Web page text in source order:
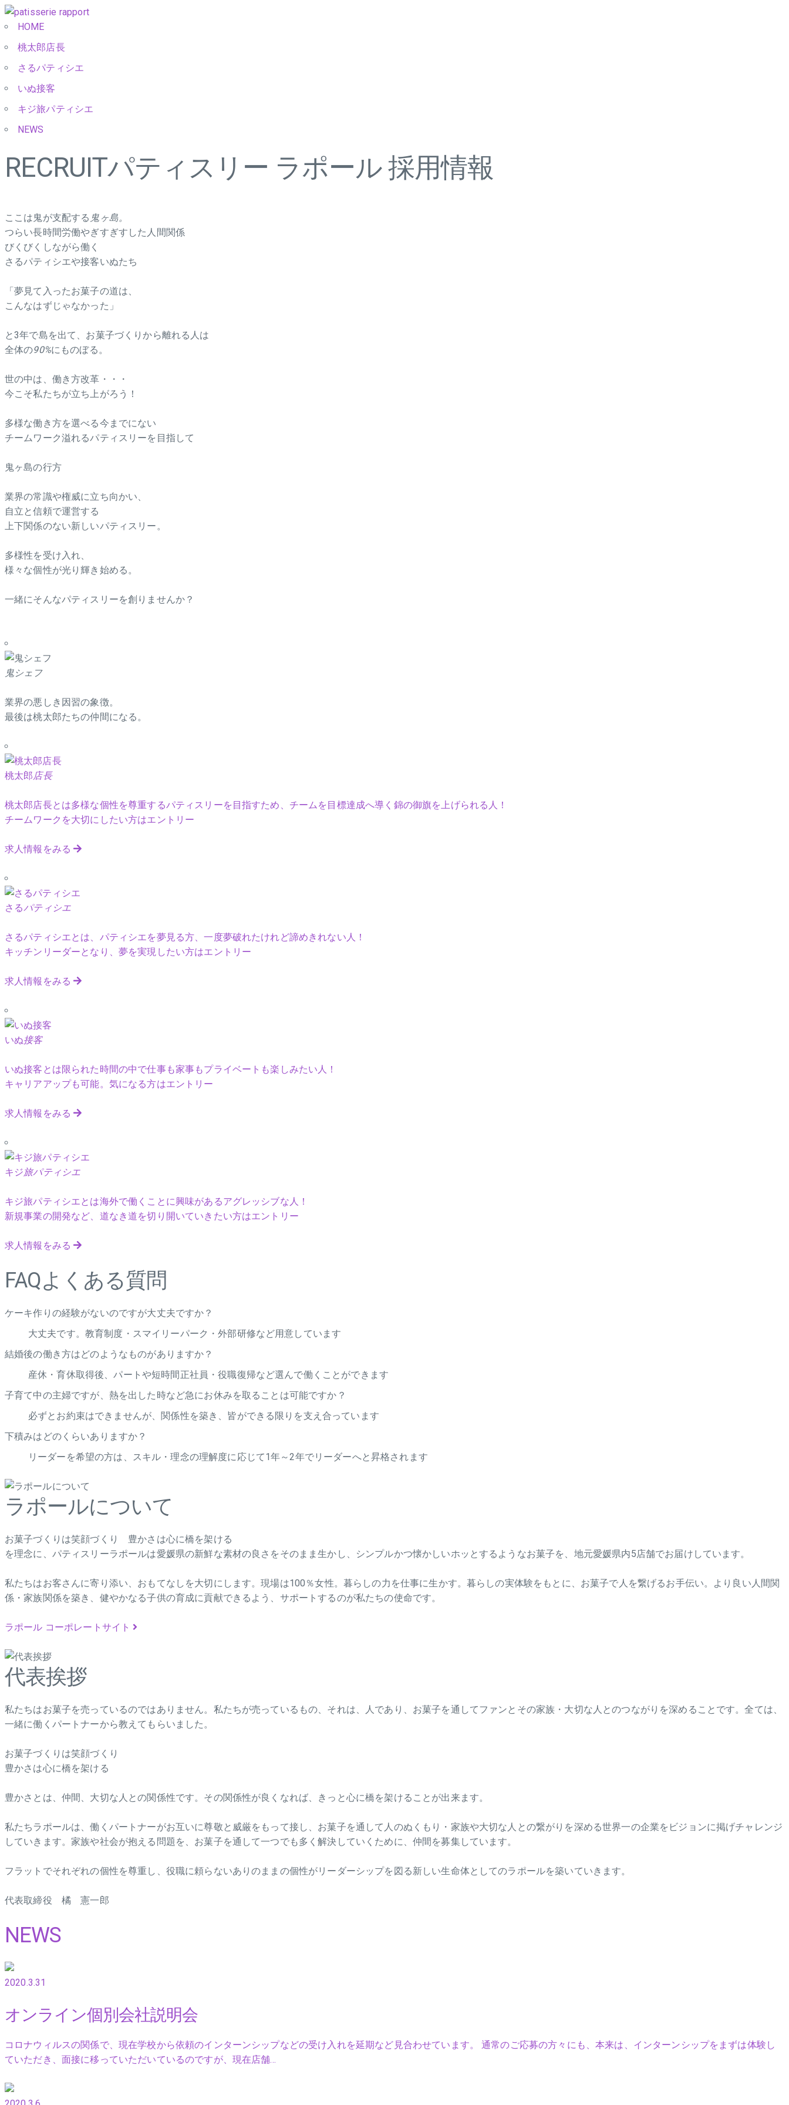
HOME
桃太郎店長
さるパティシエ
いぬ接客
キジ旅パティシエ
NEWS
RECRUITパティスリー ラポール 採用情報
ここは鬼が支配する 鬼ヶ島。
つらい長時間労働やぎすぎすした人間関係
びくびくしながら働く
さるパティシエや接客いぬたち
「夢見て入ったお菓子の道は、
こんなはずじゃなかった」
と3年で島を出て、お菓子づくりから離れる人は
全体の90%にものぼる。
世の中は、働き方改革・・・
今こそ私たちが立ち上がろう！
多様な働き方を選べる今までにない
チームワーク溢れるパティスリーを目指して
鬼ヶ島の行方
業界の常識や権威に立ち向かい、
自立と信頼で運営する
上下関係のない新しいパティスリー。
多様性を受け入れ、
様々な個性が光り輝き始める。
一緒にそんなパティスリーを創りませんか？
鬼シェフ
業界の悪しき因習の象徴。
最後は桃太郎たちの仲間になる。
桃太郎店長
桃太郎店長とは多様な個性を尊重するパティスリーを目指すため、チームを目標達成へ導く錦の御旗を上げられる人！
チームワークを大切にしたい方はエントリー
求人情報をみる
さるパティシエ
さるパティシエとは、パティシエを夢見る方、一度夢破れたけれど諦めきれない人！
キッチンリーダーとなり、夢を実現したい方はエントリー
求人情報をみる
いぬ接客
いぬ接客とは限られた時間の中で仕事も家事もプライベートも楽しみたい人！
キャリアアップも可能。気になる方はエントリー
求人情報をみる
キジ旅パティシエ
キジ旅パティシエとは海外で働くことに興味があるアグレッシブな人！
新規事業の開発など、道なき道を切り開いていきたい方はエントリー
求人情報をみる
FAQよくある質問
ケーキ作りの経験がないのですが大丈夫ですか？
大丈夫です。教育制度・スマイリーパーク・外部研修など用意しています
結婚後の働き方はどのようなものがありますか？
産休・育休取得後、パートや短時間正社員・役職復帰など選んで働くことができます
子育て中の主婦ですが、熱を出した時など急にお休みを取ることは可能ですか？
必ずとお約束はできませんが、関係性を築き、皆ができる限りを支え合っています
下積みはどのくらいありますか？
リーダーを希望の方は、スキル・理念の理解度に応じて1年～2年でリーダーへと昇格されます
ラポールについて
お菓子づくりは笑顔づくり 豊かさは心に橋を架ける
を理念に、パティスリーラポールは愛媛県の新鮮な素材の良さをそのまま生かし、シンプルかつ懐かしいホッとするようなお菓子を、地元愛媛県内5店舗でお届けしています。
私たちはお客さんに寄り添い、おもてなしを大切にします。現場は100％女性。暮らしの力を仕事に生かす。暮らしの実体験をもとに、お菓子で人を繋げるお手伝い。より良い人間関
係・家族関係を築き、健やかなる子供の育成に貢献できるよう、サポートするのが私たちの使命です。
ラポール コーポレートサイト
代表挨拶
私たちはお菓子を売っているのではありません。私たちが売っているもの、それは、人であり、お菓子を通してファンとその家族・大切な人とのつながりを深めることです。全ては、
一緒に働くパートナーから教えてもらいました。
お菓子づくりは笑顔づくり
豊かさは心に橋を架ける
豊かさとは、仲間、大切な人との関係性です。その関係性が良くなれば、きっと心に橋を架けることが出来ます。
私たちラポールは、働くパートナーがお互いに尊敬と威厳をもって接し、お菓子を通して人のぬくもり・家族や大切な人との繋がりを深める世界一の企業をビジョンに掲げチャレンジ
していきます。家族や社会が抱える問題を、お菓子を通して一つでも多く解決していくために、仲間を募集しています。
フラットでそれぞれの個性を尊重し、役職に頼らないありのままの個性がリーダーシップを図る新しい生命体としてのラポールを築いていきます。
代表取締役 橘 憲一郎
NEWS
2020.3.31
オンライン個別会社説明会
コロナウィルスの関係で、現在学校から依頼のインターンシップなどの受け入れを延期など見合わせています。 通常のご応募の方々にも、本来は、インターンシップをまずは体験し
ていただき、面接に移っていただいているのですが、現在店舗…